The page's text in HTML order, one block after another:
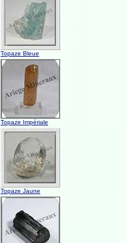
Topaze Bleue
Topaze Impériale
Topaze Jaune